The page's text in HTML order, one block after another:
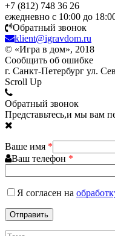
+7 (812) 748 36 26
ежедневно с 10:00 до
Обратный звонок
klient@igravdom.ru
© «Игра в дом», 2018
Сообщить об ошибке
г. Санкт-Петербург ул.
Scroll Up
Обратный звонок
Представьтесь,и мы вам
Ваше имя *
Ваш телефон *
Я согласен на